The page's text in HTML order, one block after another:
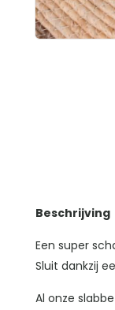
Beschrijving
Een super
Sluit dankzij
Al onze